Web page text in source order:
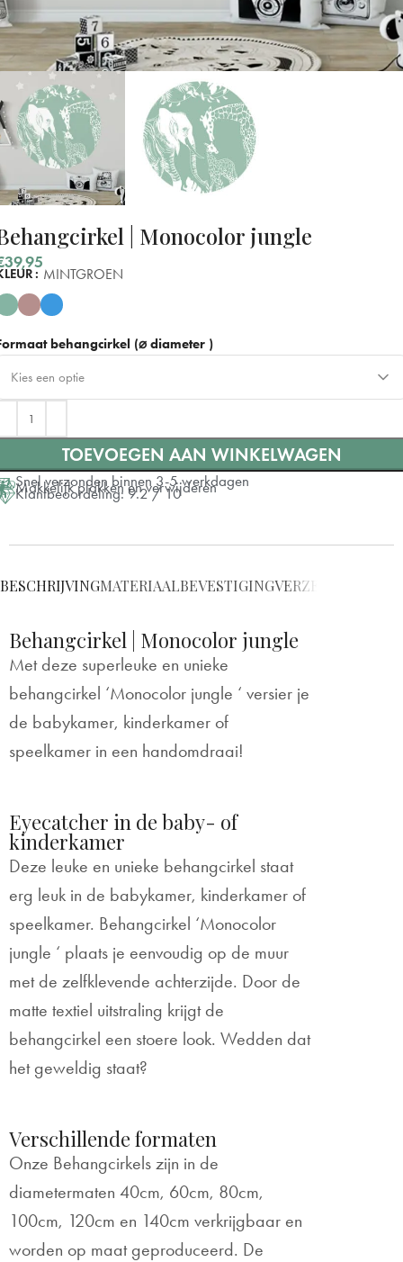
| Monocolor jungle
39,95
MINTGROEN
behangcirkel (⌀ diameter )
Kies een optie
⌀ 40 cm
⌀ 120 cm
⌀ 140 cm
TOEVOEGEN AAN WINKELWAGEN
Snel verzonden binnen 3-5 werkdagen
Makkelijk plakken en verwijderen
Klantbeoordeling: 9.2 / 10
BESCHRIJVINGMATERIAALBEVESTIGINGVERZENDING
Behangcirkel | Monocolor jungle
Met deze superleuke en unieke
behangcirkel ‘Monocolor jungle ‘ versier je
de babykamer, kinderkamer of
speelkamer in een handomdraai!
Eyecatcher in de baby- of
kinderkamer
Deze leuke en unieke behangcirkel staat
erg leuk in de babykamer, kinderkamer of
speelkamer. Behangcirkel ‘Monocolor
jungle ‘ plaats je eenvoudig op de muur
met de zelfklevende achterzijde. Door de
matte textiel uitstraling krijgt de
behangcirkel een stoere look. Wedden dat
het geweldig staat?
Verschillende formaten
Onze Behangcirkels zijn in de
diametermaten 40cm, 60cm, 80cm,
100cm, 120cm en 140cm verkrijgbaar en
worden op maat geproduceerd. De